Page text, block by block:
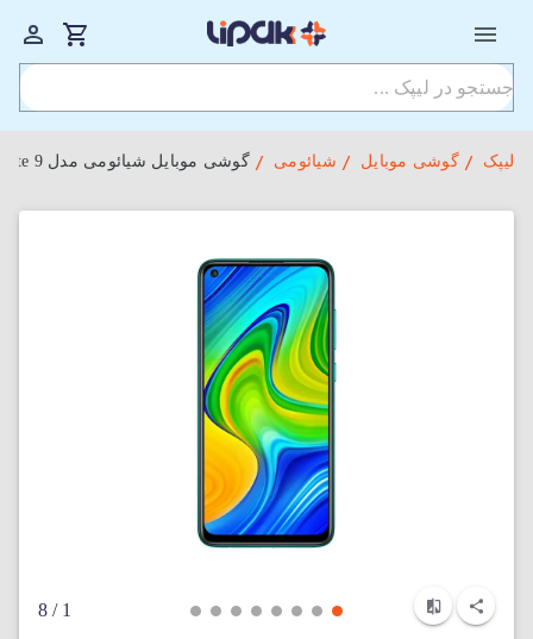
لیپک گوشی موبایل شیائومی گوشی موبایل شیائومی مدل Redmi Note 9 دو سیم‌ کارت ظرفیت 64 گیگابایت با رم 4
1
/ 8